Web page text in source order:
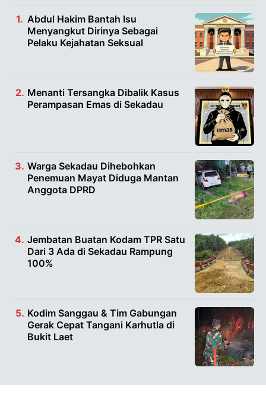
Abdul Hakim Bantah Isu
Menyangkut Dirinya Sebagai
Pelaku Kejahatan Seksual
Menanti Tersangka Dibalik Kasus
Perampasan Emas di Sekadau
Warga Sekadau Dihebohkan
Penemuan Mayat Diduga Mantan
Anggota DPRD
Jembatan Buatan Kodam TPR Satu
Dari 3 Ada di Sekadau Rampung
100%
Kodim Sanggau & Tim Gabungan
Gerak Cepat Tangani Karhutla di
Bukit Laet